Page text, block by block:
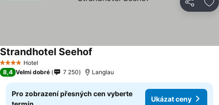
Sdílet
4 Počet hvězdiček
Hotel
Strandhotel Seehof
8,4 Velmi dobré 7 250 Langlau
Pro zobrazení přesných cen vyberte
Ukázat ceny